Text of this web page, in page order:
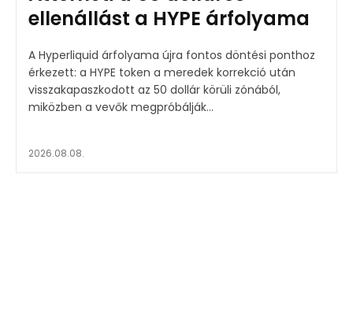
ellenállást a HYPE árfolyama
A Hyperliquid árfolyama újra fontos döntési ponthoz
érkezett: a HYPE token a meredek korrekció után
visszakapaszkodott az 50 dollár körüli zónából,
miközben a vevők megpróbálják...
2026.08.08.